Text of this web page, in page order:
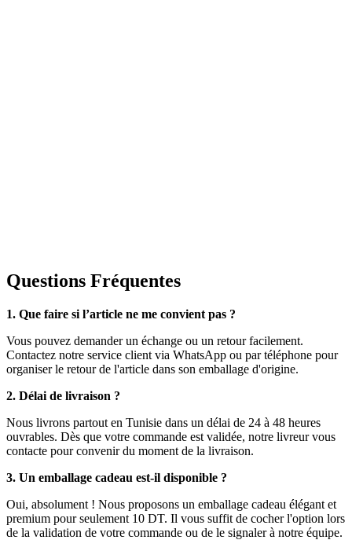
Questions Fréquentes
1. Que faire si l’article ne me convient pas ?
Vous pouvez demander un échange ou un retour facilement.
Contactez notre service client via WhatsApp ou par téléphone pour
organiser le retour de l'article dans son emballage d'origine.
2. Délai de livraison ?
Nous livrons partout en Tunisie dans un délai de 24 à 48 heures
ouvrables. Dès que votre commande est validée, notre livreur vous
contacte pour convenir du moment de la livraison.
3. Un emballage cadeau est-il disponible ?
Oui, absolument ! Nous proposons un emballage cadeau élégant et
premium pour seulement 10 DT. Il vous suffit de cocher l'option lors
de la validation de votre commande ou de le signaler à notre équipe.